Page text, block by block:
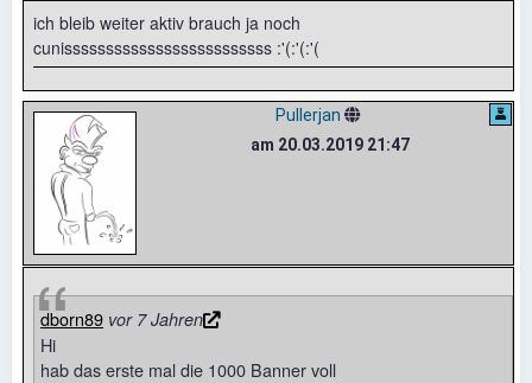
ich bleib weiter aktiv brauch ja noch
cunisssssssssssssssssssssssss :'(:'(:'(
Pullerjan
am 20.03.2019 21:47
dborn89 vor 7 Jahren
Hi
hab das erste mal die 1000 Banner voll